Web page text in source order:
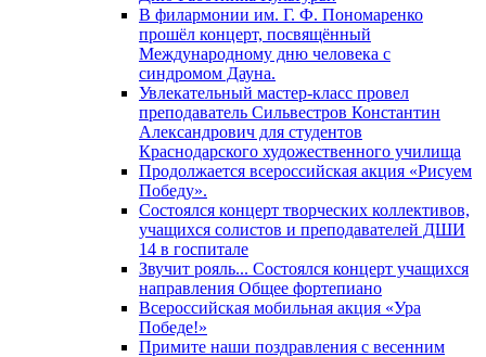
В филармонии им. Г. Ф. Пономаренко
прошёл концерт, посвящённый
Международному дню человека с
синдромом Дауна.
Увлекательный мастер-класс провел
преподаватель Сильвестров Константин
Александрович для студентов
Краснодарского художественного училища
Продолжается всероссийская акция «Рисуем
Победу».
Состоялся концерт творческих коллективов,
учащихся солистов и преподавателей ДШИ
14 в госпитале
Звучит рояль... Состоялся концерт учащихся
направления Общее фортепиано
Всероссийская мобильная акция «Ура
Победе!»
Примите наши поздравления с весенним